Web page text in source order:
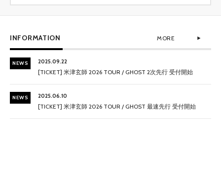
INFORMATION MORE
NEWS 2025.09.22
[TICKET] 米津玄師 2026 TOUR / GHOST 2次先行 受付開始
NEWS 2025.06.10
[TICKET] 米津玄師 2026 TOUR / GHOST 最速先行 受付開始